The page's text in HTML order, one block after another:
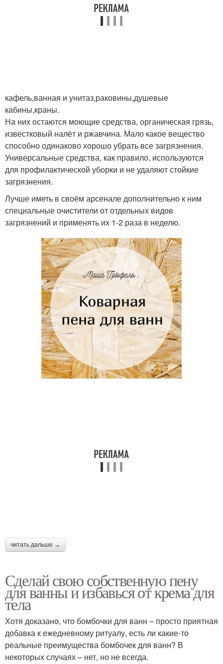
кафель,ванная и унитаз,раковины,душевые
кабины,краны.
На них остаются моющие средства, органическая грязь,
известковый налёт и ржавчина. Мало какое вещество
способно одинаково хорошо убрать все загрязнения.
Универсальные средства, как правило, используются
для профилактической уборки и не удаляют стойкие
загрязнения.
Лучше иметь в своём арсенале дополнительно к ним
специальные очистители от отдельных видов
загрязнений и применять их 1-2 раза в неделю.
читать дальше →
Сделай свою собственную пену
для ванны и избавься от крема для
тела
Хотя доказано, что бомбочки для ванн – просто приятная
добавка к ежедневному ритуалу, есть ли какие-то
реальные преимущества бомбочек для ванн? В
некоторых случаях – нет, но не всегда.